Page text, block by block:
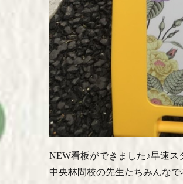
NEW看板ができました♪早速ス
中央林間校の先生たちみんなで